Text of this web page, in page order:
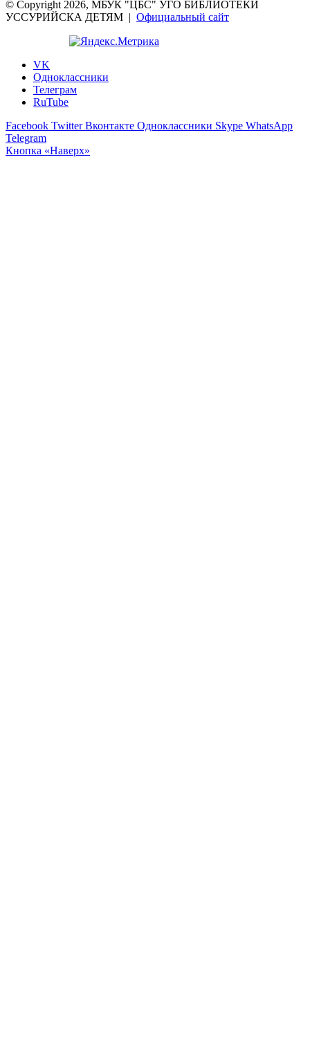
© Copyright 2026, МБУК "ЦБС" УГО БИБЛИОТЕКИ
УССУРИЙСКА ДЕТЯМ | Официальный сайт
VK
Одноклассники
Телеграм
RuTube
Facebook Twitter Вконтакте Одноклассники Skype WhatsApp
Telegram
Кнопка «Наверх»